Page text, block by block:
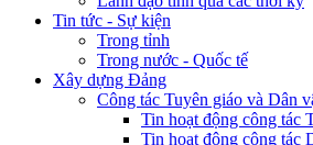
Tin tức - Sự kiện
Trong tỉnh
Trong nước - Quốc tế
Xây dựng Đảng
Công tác Tuyên giáo và Dân
Tin hoạt động công tác
Tin hoạt động công tác